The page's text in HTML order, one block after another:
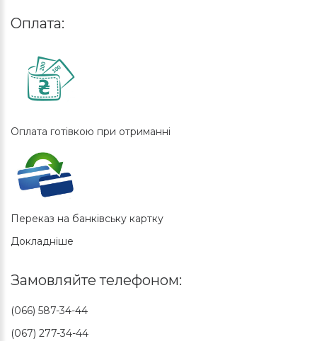
Оплата:
Оплата готівкою при отриманні
Переказ на банківську картку
Докладніше
Замовляйте телефоном:
(066) 587-34-44
(067) 277-34-44